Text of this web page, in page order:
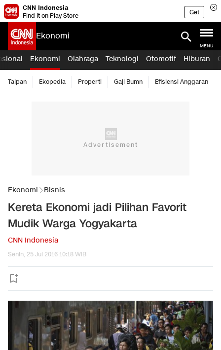
CNN Indonesia
Find it on Play Store
Get
Ekonomi
MENU
Ekonomi Olahraga Teknologi Otomotif Hiburan
Taipan Ekopedia Properti Gaji Bumn Efisiensi Anggaran
Ekonomi Bisnis
Kereta Ekonomi jadi Pilihan Favorit
Mudik Warga Yogyakarta
CNN Indonesia
Senin, 25 Jul 2016 10:18 WIB